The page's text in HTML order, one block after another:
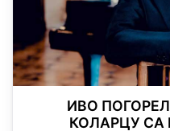
ИВО
КОЛАРЦУ